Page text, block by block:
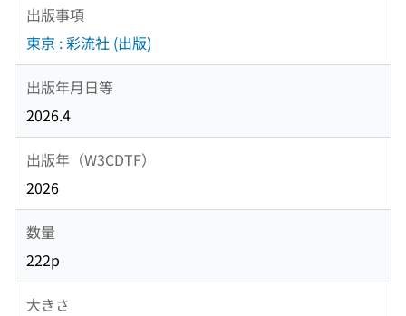
出版事項
東京 : 彩流社 (出版)
出版年月日等
2026.4
出版年（W3CDTF）
2026
数量
222p
大きさ